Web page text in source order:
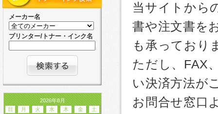
メーカー名
プリンター/トナー・インク名
2026年8月
日
月 火 水 木 金
土
当サイトから
書や注文書を
も承っており
ただし、FAX
い決済方法が
お問合せ窓口